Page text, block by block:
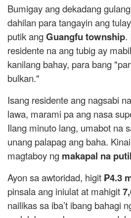
Bumigay ang dekadang
dahilan para tangayin ang
putik angGuangfu township.
residente na ang tubig ay
kanilang bahay, para bang
bulkan."
Isang residente ang nagsabi
lawa, marami pa ang nasa
Ilang minuto lang, umabot na
unang palapag ang baha.
magtaboy ng makapal na
Ayon sa awtoridad, higit₱4.3
pinsala ang iniulat at mahigit
nailikas sa iba’t ibang bahagi